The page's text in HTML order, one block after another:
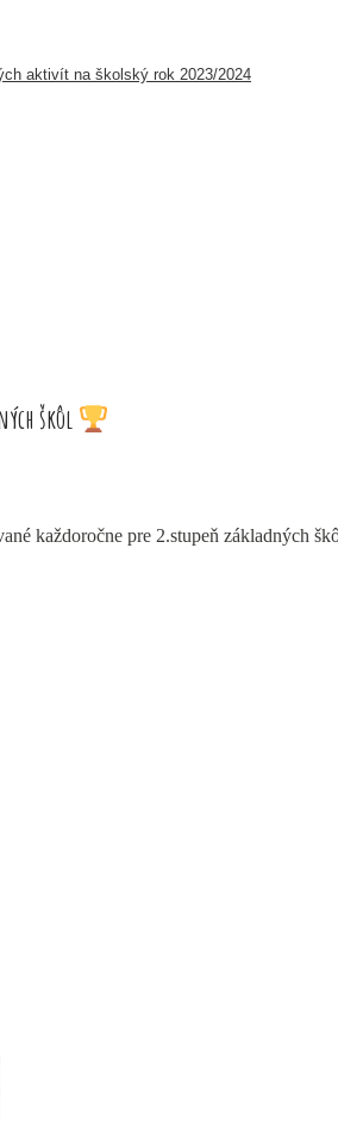
aktivít na školský rok 2023/2024
škôl
každoročne pre 2.stupeň základných